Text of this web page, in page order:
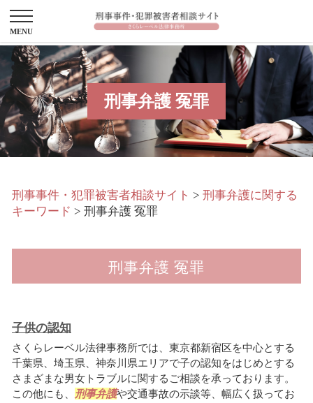
刑事弁護 冤罪
刑事事件・犯罪被害者相談サイト > 刑事弁護に関する
キーワード > 刑事弁護 冤罪
刑事弁護 冤罪
子供の認知
さくらレーベル法律事務所では、東京都新宿区を中心とする
千葉県、埼玉県、神奈川県エリアで子の認知をはじめとする
さまざまな男女トラブルに関するご相談を承っております。
この他にも、 刑事弁護や交通事故の示談等、幅広く扱ってお